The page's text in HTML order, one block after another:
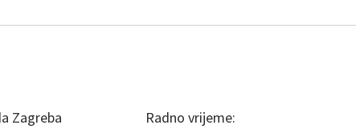
Zagreba
Radno vrijeme: